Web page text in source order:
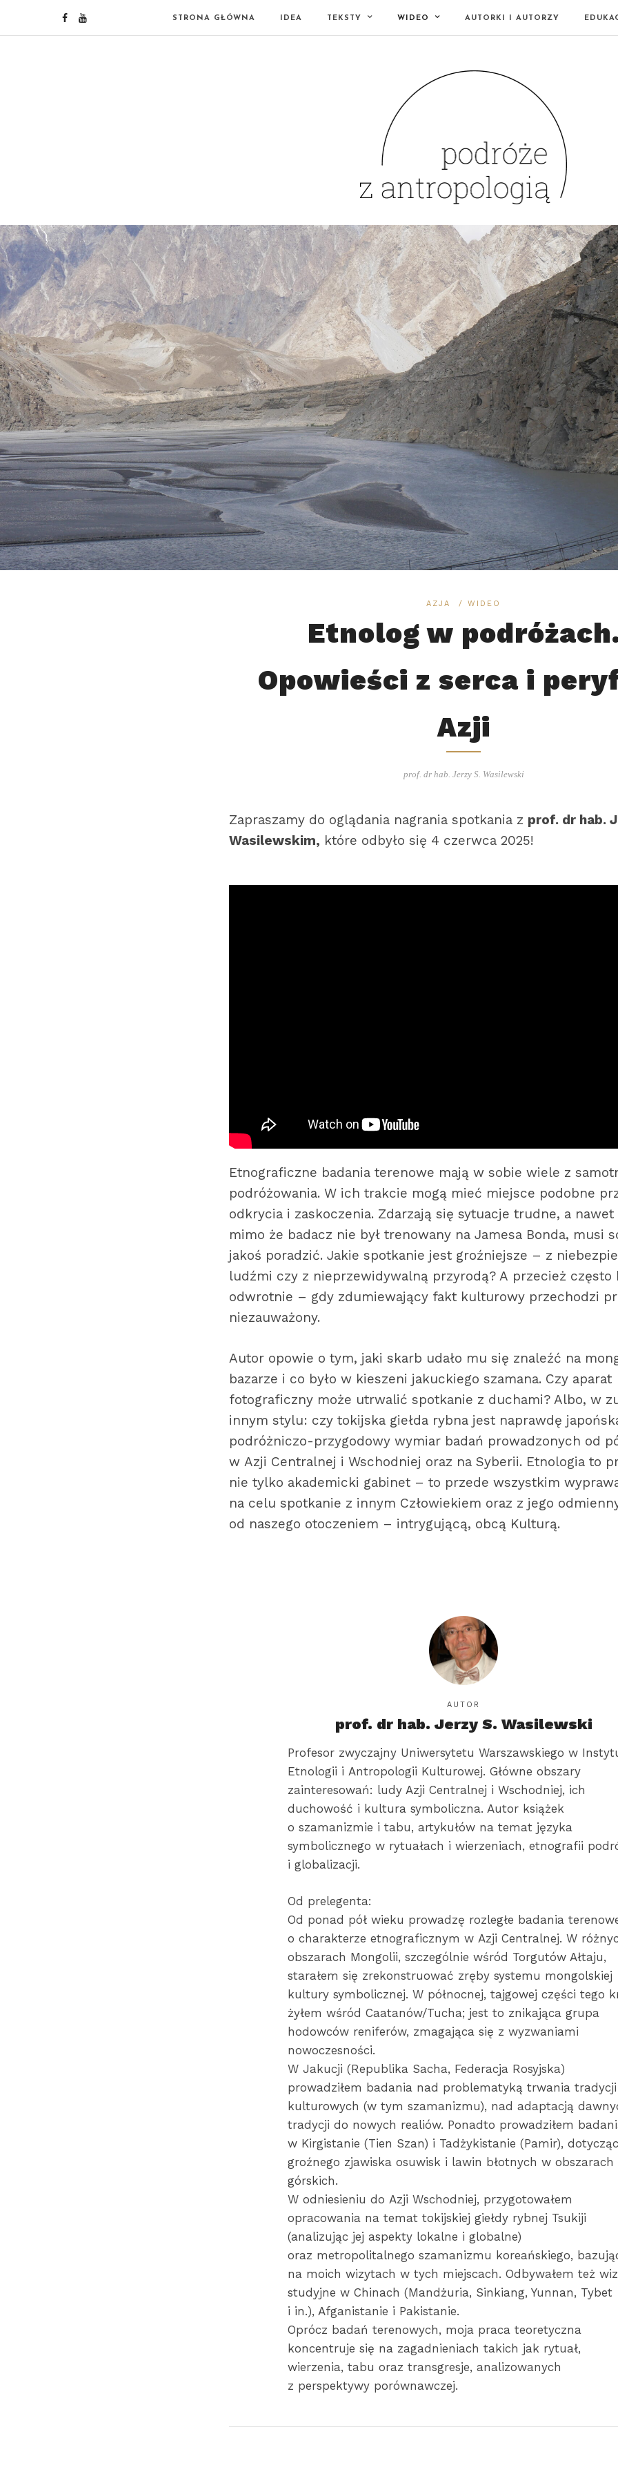
STRONA GŁÓWNA IDEA TEKSTY WIDEO AUTORKI I AUTORZY
AZJA / WIDEO
Etnolog w
Opowieści z serca i
Azji
prof. dr hab. Jerzy S. Wasilewski
Zapraszamy do oglądania nagrania spotkania z prof. dr hab.
Wasilewskim, które odbyło się 4 czerwca 2025!
Etnograficzne badania terenowe mają w sobie wiele z
podróżowania. W ich trakcie mogą mieć miejsce podobne
odkrycia i zaskoczenia. Zdarzają się sytuacje trudne, a
mimo że badacz nie był trenowany na Jamesa Bonda, musi
jakoś poradzić. Jakie spotkanie jest groźniejsze – z
ludźmi czy z nieprzewidywalną przyrodą? A przecież często
odwrotnie – gdy zdumiewający fakt kulturowy przechodzi
niezauważony.
Autor opowie o tym, jaki skarb udało mu się znaleźć na
bazarze i co było w kieszeni jakuckiego szamana. Czy aparat
fotograficzny może utrwalić spotkanie z duchami? Albo, w
innym stylu: czy tokijska giełda rybna jest naprawdę
podróżniczo-przygodowy wymiar badań prowadzonych od
w Azji Centralnej i Wschodniej oraz na Syberii. Etnologia to
nie tylko akademicki gabinet – to przede wszystkim
na celu spotkanie z innym Człowiekiem oraz z jego
od naszego otoczeniem – intrygującą, obcą Kulturą.
AUTOR
prof. dr hab. Jerzy S. Wasilewski
Profesor zwyczajny Uniwersytetu Warszawskiego w
Etnologii i Antropologii Kulturowej. Główne obszary
zainteresowań: ludy Azji Centralnej i Wschodniej, ich
duchowość i kultura symboliczna. Autor książek
o szamanizmie i tabu, artykułów na temat języka
symbolicznego w rytuałach i wierzeniach, etnografii
i globalizacji.
Od prelegenta:
Od ponad pół wieku prowadzę rozległe badania
o charakterze etnograficznym w Azji Centralnej. W
obszarach Mongolii, szczególnie wśród Torgutów Ałtaju,
starałem się zrekonstruować zręby systemu mongolskiej
kultury symbolicznej. W północnej, tajgowej części tego
żyłem wśród Caatanów/Tucha; jest to znikająca grupa
hodowców reniferów, zmagająca się z wyzwaniami
nowoczesności.
W Jakucji (Republika Sacha, Federacja Rosyjska)
prowadziłem badania nad problematyką trwania tradycji
kulturowych (w tym szamanizmu), nad adaptacją
tradycji do nowych realiów. Ponadto prowadziłem
w Kirgistanie (Tien Szan) i Tadżykistanie (Pamir),
groźnego zjawiska osuwisk i lawin błotnych w obszarach
górskich.
W odniesieniu do Azji Wschodniej, przygotowałem
opracowania na temat tokijskiej giełdy rybnej Tsukiji
(analizując jej aspekty lokalne i globalne)
oraz metropolitalnego szamanizmu koreańskiego,
na moich wizytach w tych miejscach. Odbywałem też
studyjne w Chinach (Mandżuria, Sinkiang, Yunnan, Tybet
i in.), Afganistanie i Pakistanie.
Oprócz badań terenowych, moja praca teoretyczna
koncentruje się na zagadnieniach takich jak rytuał,
wierzenia, tabu oraz transgresje, analizowanych
z perspektywy porównawczej.